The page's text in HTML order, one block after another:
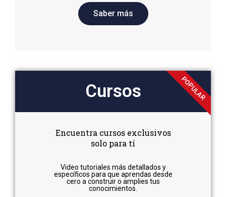
Saber más
Cursos
Encuentra cursos exclusivos
solo para tí
Video tutoriales más detallados y
específicos para que aprendas desde
cero a construir o amplies tus
conocimientos.
POPULAR